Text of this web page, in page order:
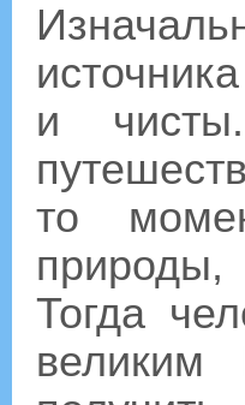
и
то
Тогда